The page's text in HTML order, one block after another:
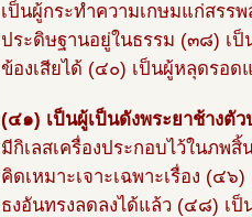
เป็นผู้กระทำความเกษมแก่สรร
ประดิษฐานอยู่ในธรรม (๓๘) เป็
ข้องเสียได้ (๔๐) เป็นผู้หลุดรอด
(๔๑) เป็นผู้เป็นดังพระยาช้างตัว
มีกิเลสเครื่องประกอบไว้ในภ
คิดเหมาะเจาะเฉพาะเรื่อง (๔
ธงอันทรงลดลงได้แล้ว (๔๘) เ